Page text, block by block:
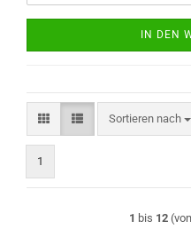
IN DEN
Sortieren nach
Sortieren nach
1
1 bis 12